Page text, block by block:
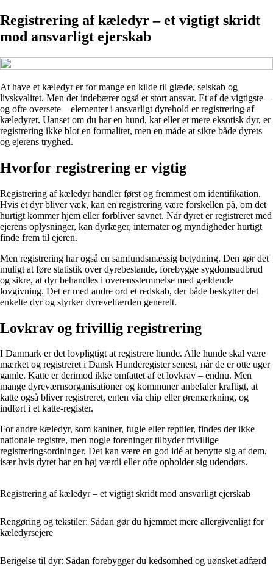
Registrering af kæledyr – et vigtigt skridt
mod ansvarligt ejerskab
At have et kæledyr er for mange en kilde til glæde, selskab og
livskvalitet. Men det indebærer også et stort ansvar. Et af de vigtigste –
og ofte oversete – elementer i ansvarligt dyrehold er registrering af
kæledyret. Uanset om du har en hund, kat eller et mere eksotisk dyr, er
registrering ikke blot en formalitet, men en måde at sikre både dyrets
og ejerens tryghed.
Hvorfor registrering er vigtig
Registrering af kæledyr handler først og fremmest om identifikation.
Hvis et dyr bliver væk, kan en registrering være forskellen på, om det
hurtigt kommer hjem eller forbliver savnet. Når dyret er registreret med
ejerens oplysninger, kan dyrlæger, internater og myndigheder hurtigt
finde frem til ejeren.
Men registrering har også en samfundsmæssig betydning. Den gør det
muligt at føre statistik over dyrebestande, forebygge sygdomsudbrud
og sikre, at dyr behandles i overensstemmelse med gældende
lovgivning. Det er med andre ord et redskab, der både beskytter det
enkelte dyr og styrker dyrevelfærden generelt.
Lovkrav og frivillig registrering
I Danmark er det lovpligtigt at registrere hunde. Alle hunde skal være
mærket og registreret i Dansk Hunderegister senest, når de er otte uger
gamle. Katte er derimod ikke omfattet af et lovkrav – endnu. Men
mange dyreværnsorganisationer og kommuner anbefaler kraftigt, at
katte også bliver registreret, enten via chip eller øremærkning, og
indført i et katte-register.
For andre kæledyr, som kaniner, fugle eller reptiler, findes der ikke
nationale registre, men nogle foreninger tilbyder frivillige
registreringsordninger. Det kan være en god idé at benytte sig af dem,
især hvis dyret har en høj værdi eller ofte opholder sig udendørs.
Registrering af kæledyr – et vigtigt skridt mod ansvarligt ejerskab
Rengøring og tekstiler: Sådan gør du hjemmet mere allergivenligt for
kæledyrsejere
Berigelse til dyr: Sådan forebygger du kedsomhed og uønsket adfærd